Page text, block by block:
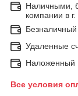
Наличными,
компании в
Удаленные
Наложенный
Все условия